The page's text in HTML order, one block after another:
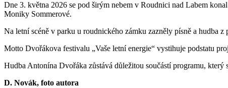
Dne 3. května 2026 se pod širým nebem v Roudnici nad Labem
Moniky Sommerové.
Na letní scéně v parku u roudnického zámku zazněly písně a hudba
Motto Dvořákova festivalu „Vaše letní energie“ vystihuje podstatu
Hudba Antonína Dvořáka zůstává důležitou součástí programu,
D. Novák, foto autora